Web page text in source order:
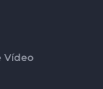
Vídeo